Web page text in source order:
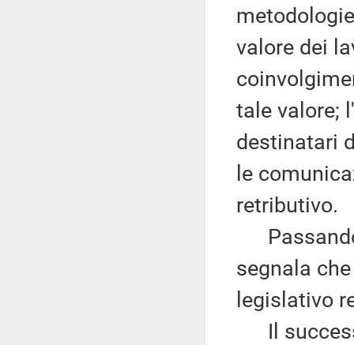
valore dei
tale valore;
destinatari
le
retributivo.
segnala
legislativo
Il